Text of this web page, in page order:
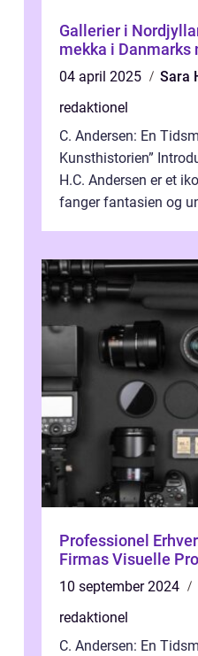
Gallerier i
mekka i Danmarks
04 april 2025
Sara
redaktionel
C. Andersen: En
Kunsthistorien”
H.C. Andersen er et
fanger fantasien og
Professionel
Firmas Visuelle
10 september 2024
redaktionel
C. Andersen: En